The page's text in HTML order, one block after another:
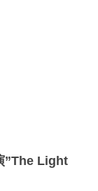
”The Light